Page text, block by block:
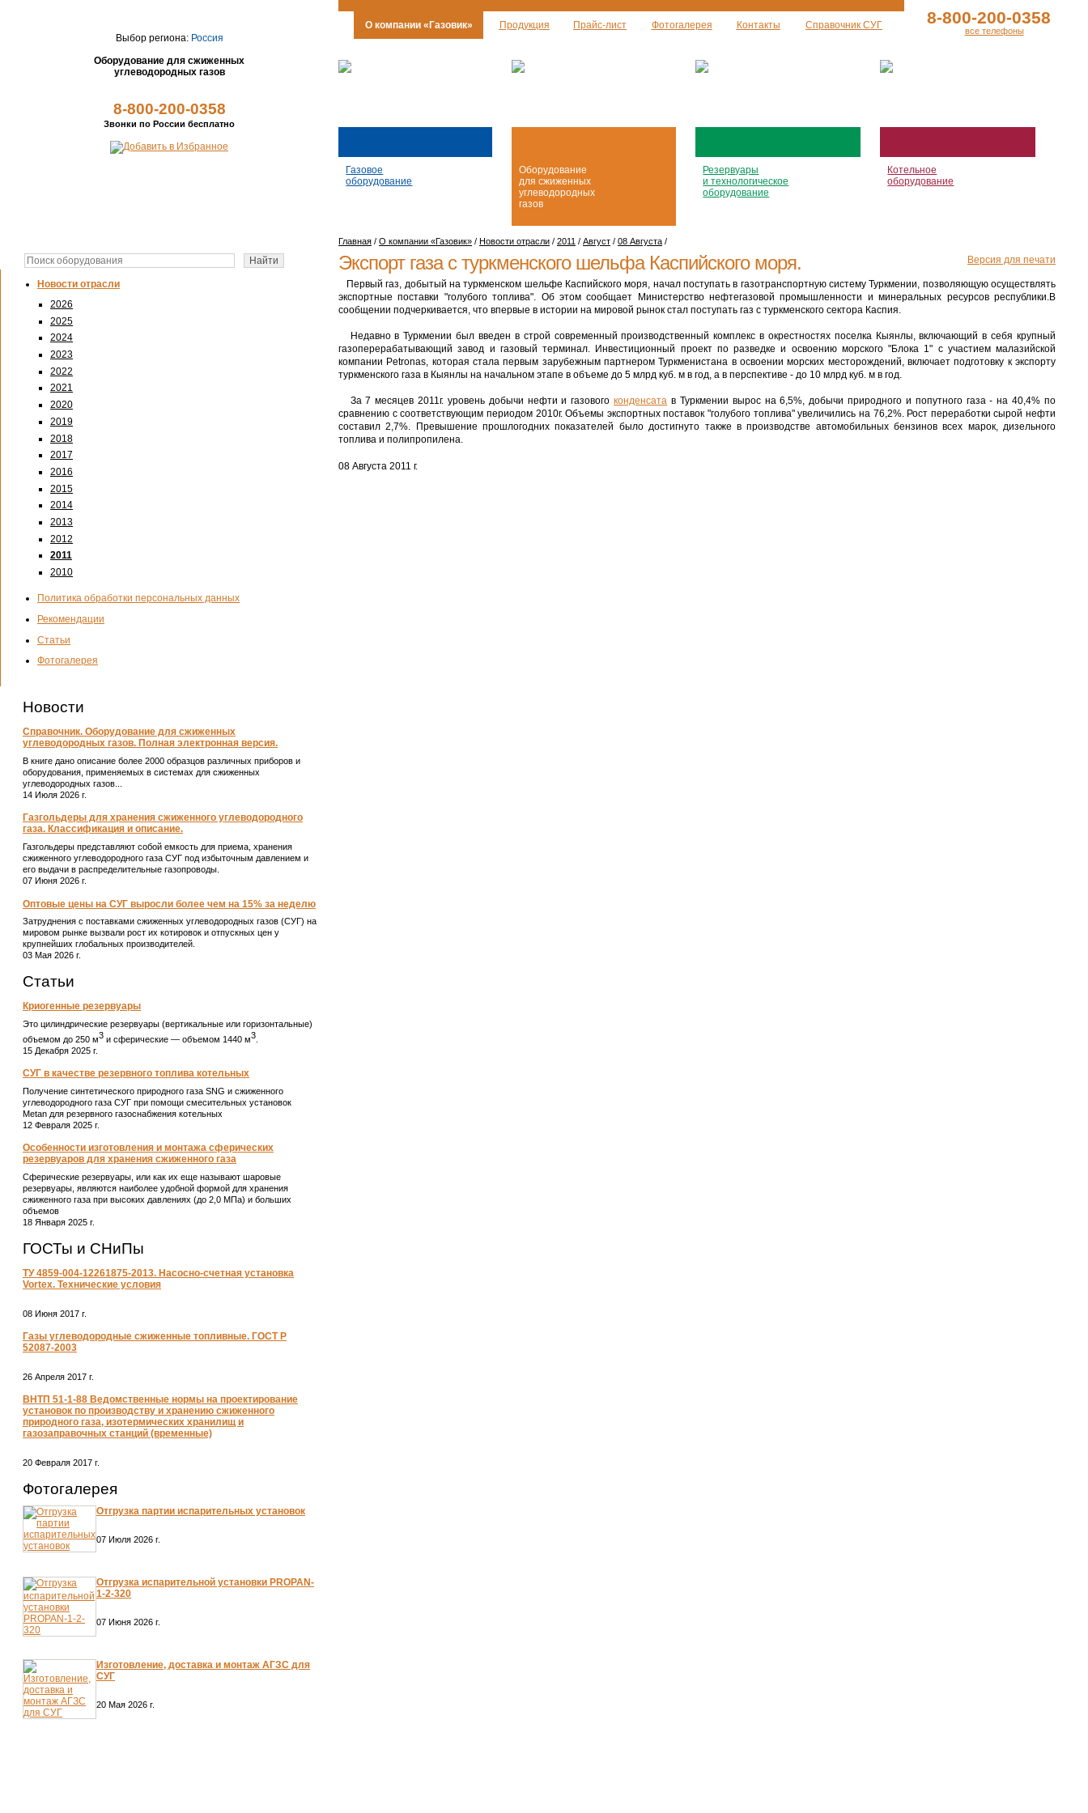
Выбор региона: Россия
Оборудование для сжиженных
углеводородных газов
8-800-200-0358
Звонки по России бесплатно
О компании «Газовик» Продукция Прайс-лист Фотогалерея Контакты Справочник СУГ 8-800-200-0358
все телефоны
Газовое
оборудование
Оборудование
для сжиженных
углеводородных
газов
Резервуары
и технологическое
оборудование
Котельное
оборудование
Новости отрасли
2026
2025
2024
2023
2022
2021
2020
2019
2018
2017
2016
2015
2014
2013
2012
2011
2010
Политика обработки персональных данных
Рекомендации
Статьи
Фотогалерея
Новости
Справочник. Оборудование для сжиженных
углеводородных газов. Полная электронная версия.
В книге дано описание более 2000 образцов различных приборов и
оборудования, применяемых в системах для сжиженных
углеводородных газов...
14 Июля 2026 г.
Газгольдеры для хранения сжиженного углеводородного
газа. Классификация и описание.
Газгольдеры представляют собой емкость для приема, хранения
сжиженного углеводородного газа СУГ под избыточным давлением и
его выдачи в распределительные газопроводы.
07 Июня 2026 г.
Оптовые цены на СУГ выросли более чем на 15% за неделю
Затруднения с поставками сжиженных углеводородных газов (СУГ) на
мировом рынке вызвали рост их котировок и отпускных цен у
крупнейших глобальных производителей.
03 Мая 2026 г.
Статьи
Криогенные резервуары
Это цилиндрические резервуары (вертикальные или горизонтальные)
объемом до 250 м3 и сферические ― объемом 1440 м3
15 Декабря 2025 г.
СУГ в качестве резервного топлива котельных
Получение синтетического природного газа SNG и сжиженного
углеводородного газа СУГ при помощи смесительных установок
Metan для резервного газоснабжения котельных
12 Февраля 2025 г.
Особенности изготовления и монтажа сферических
резервуаров для хранения сжиженного газа
Сферические резервуары, или как их еще называют шаровые
резервуары, являются наиболее удобной формой для хранения
сжиженного газа при высоких давлениях (до 2,0 МПа) и больших
объемов
18 Января 2025 г.
ГОСТы и СНиПы
ТУ 4859-004-12261875-2013. Насосно-счетная установка
Vortex. Технические условия
08 Июня 2017 г.
Газы углеводородные сжиженные топливные. ГОСТ Р
52087-2003
26 Апреля 2017 г.
ВНТП 51-1-88 Ведомственные нормы на проектирование
установок по производству и хранению сжиженного
природного газа, изотермических хранилищ и
газозаправочных станций (временные)
20 Февраля 2017 г.
Фотогалерея
Отгрузка партии испарительных установок
07 Июля 2026 г.
Отгрузка испарительной установки PROPAN-
1-2-320
07 Июня 2026 г.
Изготовление, доставка и монтаж АГЗС для
СУГ
20 Мая 2026 г.
Главная / О компании «Газовик» / Новости отрасли / 2011 / Август / 08 Августа /
Версия для печати
Экспорт газа с туркменского шельфа Каспийского моря.
Первый газ, добытый на туркменском шельфе Каспийского моря, начал поступать в газотранспортную систему Туркмении, позволяющую осуществлять
экспортные поставки "голубого топлива". Об этом сообщает Министерство нефтегазовой промышленности и минеральных ресурсов республики.В
сообщении подчеркивается, что впервые в истории на мировой рынок стал поступать газ с туркменского сектора Каспия.
Недавно в Туркмении был введен в строй современный производственный комплекс в окрестностях поселка Кыянлы, включающий в себя крупный
газоперерабатывающий завод и газовый терминал. Инвестиционный проект по разведке и освоению морского "Блока 1" с участием малазийской
компании Petronas, которая стала первым зарубежным партнером Туркменистана в освоении морских месторождений, включает подготовку к экспорту
туркменского газа в Кыянлы на начальном этапе в объеме до 5 млрд куб. м в год, а в перспективе - до 10 млрд куб. м в год.
За 7 месяцев 2011г. уровень добычи нефти и газовогоконденсата в Туркмении вырос на 6,5%, добычи природного и попутного газа - на 40,4% по
сравнению с соответствующим периодом 2010г. Объемы экспортных поставок "голубого топлива" увеличились на 76,2%. Рост переработки сырой нефти
составил 2,7%. Превышение прошлогодних показателей было достигнуто также в производстве автомобильных бензинов всех марок, дизельного
топлива и полипропилена.
08 Августа 2011 г.